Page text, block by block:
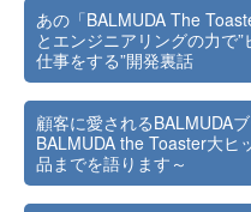
あの「BALMUDA The
とエンジニアリングの力で
仕事をする”開発裏話
顧客に愛されるBALMUDA
BALMUDA the Toaster大ヒ
品までを語ります～